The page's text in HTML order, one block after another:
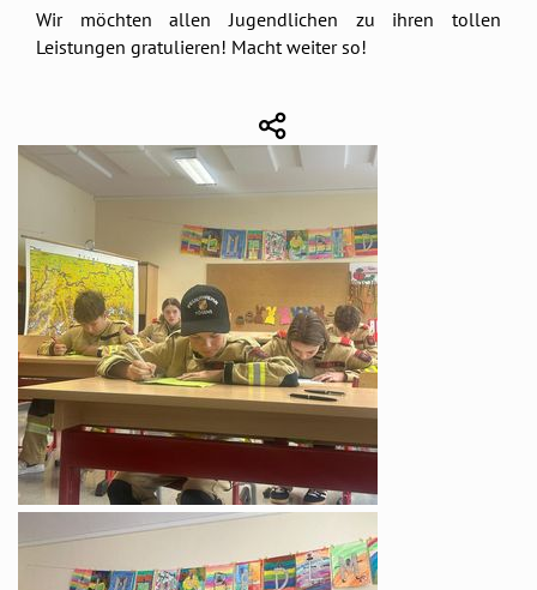
Wir möchten allen Jugendlichen zu ihren tollen
Leistungen gratulieren! Macht weiter so!